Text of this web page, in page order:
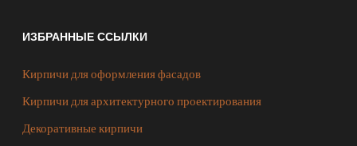
ИЗБРАННЫЕ ССЫЛКИ
Кирпичи для оформления фасадов
Кирпичи для архитектурного проектирования
Декоративные кирпичи